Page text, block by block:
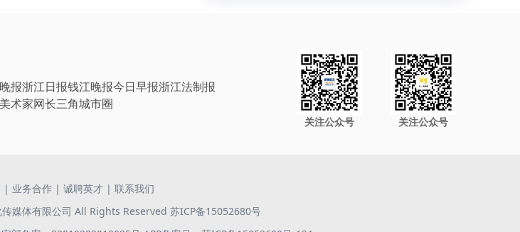
报浙江日报钱江晚报今日早报浙江法制报
术家网长三角城市圈
关注公众号 关注公众号
| 业务合作 | 诚聘英才 | 联系我们
媒体有限公司 All Rights Reserved 苏ICP备15052680号